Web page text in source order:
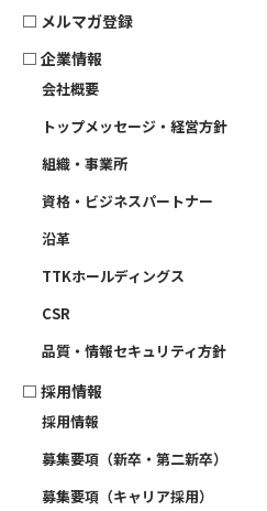
□ メルマガ登録
□ 企業情報
会社概要
トップメッセージ・経営方針
組織・事業所
資格・ビジネスパートナー
沿革
TTKホールディングス
CSR
品質・情報セキュリティ方針
□ 採用情報
採用情報
募集要項（新卒・第二新卒）
募集要項（キャリア採用）